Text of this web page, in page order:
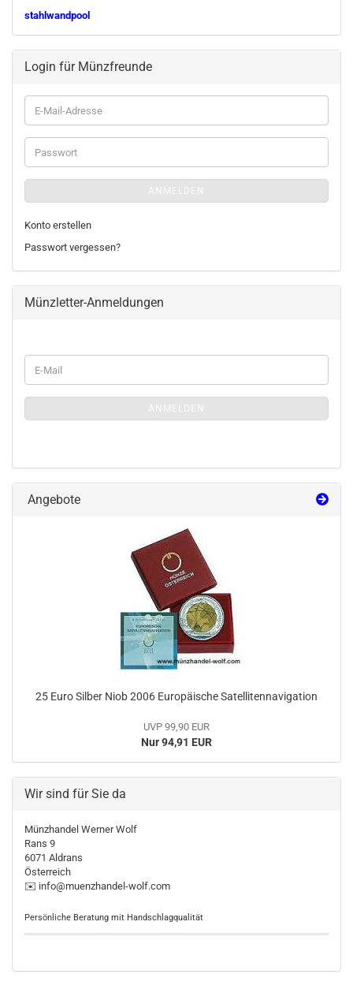
stahlwandpool
Login für Münzfreunde
E-
Mail-
Adresse
Passwort
ANMELDEN
Konto erstellen
Passwort vergessen?
Münzletter-Anmeldungen
WEITER
ZUR
E-
Mail
ANMELDEN
Angebote
25 Euro Silber Niob 2006 Europäische Satellitennavigation
UVP 99,90 EUR
Nur 94,91 EUR
Wir sind für Sie da
Münzhandel Werner Wolf
Rans 9
6071 Aldrans
Österreich
✉️ info@muenzhandel-wolf.com
Persönliche Beratung mit Handschlagqualität